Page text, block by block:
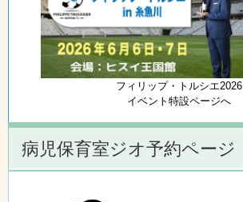
フィリップ・トルシエ2026
イベント特設ページへ
病児保育室ジオ予約ページ